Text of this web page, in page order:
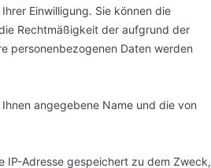
Einwilligung. Sie können die
Rechtmäßigkeit der aufgrund der
personenbezogenen Daten werden
angegebene Name und die von
IP-Adresse gespeichert zu dem Zweck,